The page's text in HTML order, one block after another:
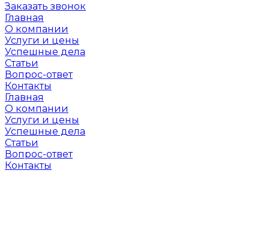
Заказать звонок
Главная
О компании
Услуги и цены
Успешные дела
Статьи
Вопрос-ответ
Контакты
Главная
О компании
Услуги и цены
Успешные дела
Статьи
Вопрос-ответ
Контакты